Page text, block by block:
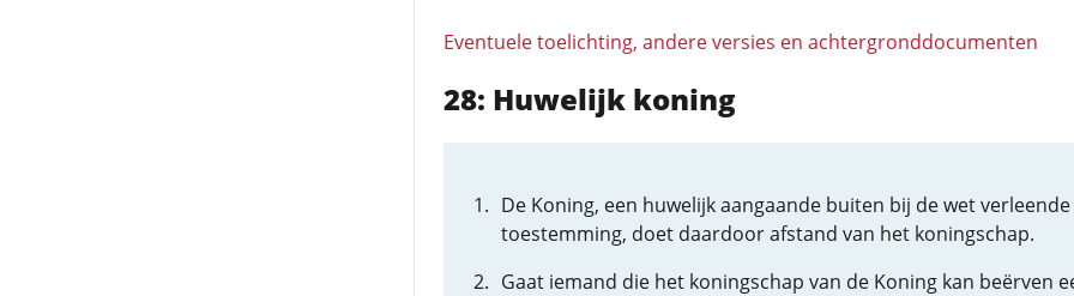
Eventuele toelichting, andere versies en achtergronddocumenten
28: Huwelijk koning
De Koning, een huwelijk aangaande buiten bij de wet verleende
toestemming, doet daardoor afstand van het koningschap.
Gaat iemand die het koningschap van de Koning kan beërven